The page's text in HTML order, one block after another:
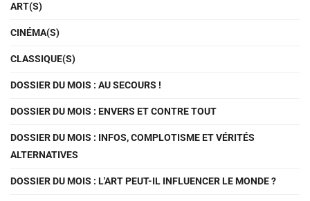
ART(S)
CINÉMA(S)
CLASSIQUE(S)
DOSSIER DU MOIS : AU SECOURS !
DOSSIER DU MOIS : ENVERS ET CONTRE TOUT
DOSSIER DU MOIS : INFOS, COMPLOTISME ET VÉRITÉS
ALTERNATIVES
DOSSIER DU MOIS : L'ART PEUT-IL INFLUENCER LE MONDE ?